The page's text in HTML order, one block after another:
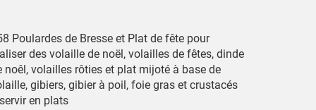
Poulardes de Bresse et Plat de fête pour
des volaille de noël, volailles de fêtes, dinde
noêl, volailles rôties et plat mijoté à base de
gibiers, gibier à poil, foie gras et crustacés
en plats